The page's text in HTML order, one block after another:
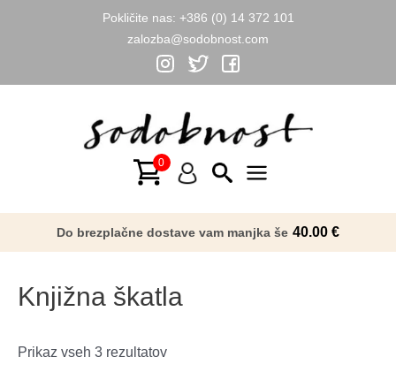
Pokličite nas: +386 (0) 14 372 101
zalozba@sodobnost.com
Menu
Do brezplačne dostave vam manjka še 40.00 €
Knjižna škatla
Prikaz vseh 3 rezultatovRazvrščeno